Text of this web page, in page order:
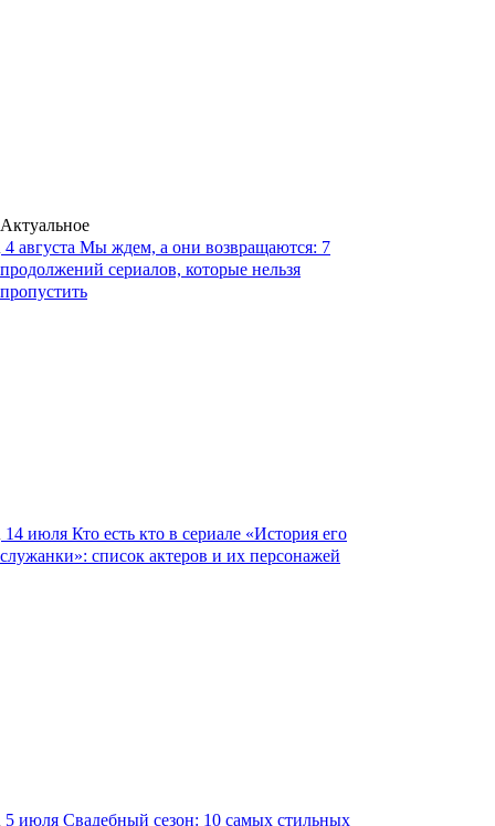
Актуальное
4 августа Мы ждем, а они возвращаются: 7
продолжений сериалов, которые нельзя
пропустить
14 июля Кто есть кто в сериале «История его
служанки»: список актеров и их персонажей
5 июля Свадебный сезон: 10 самых стильных